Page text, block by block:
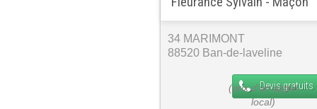
34 MARIMONT
88520 Ban-de-laveline
Devis gratuits